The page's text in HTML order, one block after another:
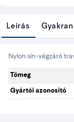
Leírás
Nylon sín-végzáró
Tömeg
Gyártói azonosító